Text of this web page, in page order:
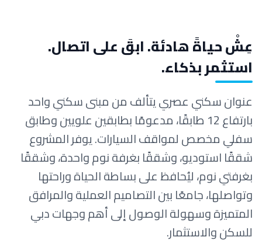
عِشْ حياةً هادئة. ابقَ على اتصال.
استثمر بذكاء.
عنوان سكني عصري يتألف من مبنى سكني واحد
بارتفاع 12 طابقًا، مدعومًا بطابقين علويين وطابق
سفلي مخصص لمواقف السيارات. يوفر المشروع
شققًا استوديو، وشققًا بغرفة نوم واحدة، وشققًا
بغرفتي نوم، ليُحافظ على بساطة الحياة وراحتها
وتواصلها، جامعًا بين التصاميم العملية والمرافق
المتميزة وسهولة الوصول إلى أهم وجهات دبي
للسكن والاستثمار.